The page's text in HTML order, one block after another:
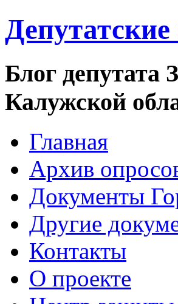
Депутатские
Блог депутата
Калужской
Главная
Архив
Документы
Другие
Контакты
О проекте